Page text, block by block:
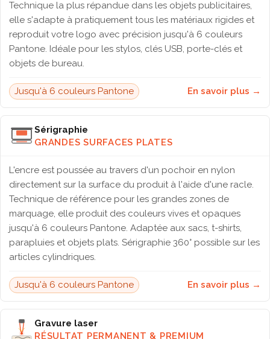
Technique la plus répandue dans les objets publicitaires,
elle s'adapte à pratiquement tous les matériaux rigides et
reproduit votre logo avec précision jusqu'à 6 couleurs
Pantone. Idéale pour les stylos, clés USB, porte-clés et
objets de bureau.
Jusqu'à 6 couleurs Pantone En savoir plus →
Sérigraphie
GRANDES SURFACES PLATES
L'encre est poussée au travers d'un pochoir en nylon
directement sur la surface du produit à l'aide d'une racle.
Technique de référence pour les grandes zones de
marquage, elle produit des couleurs vives et opaques
jusqu'à 6 couleurs Pantone. Adaptée aux sacs, t-shirts,
parapluies et objets plats. Sérigraphie 360° possible sur les
articles cylindriques.
Jusqu'à 6 couleurs Pantone En savoir plus →
Gravure laser
RÉSULTAT PERMANENT & PREMIUM